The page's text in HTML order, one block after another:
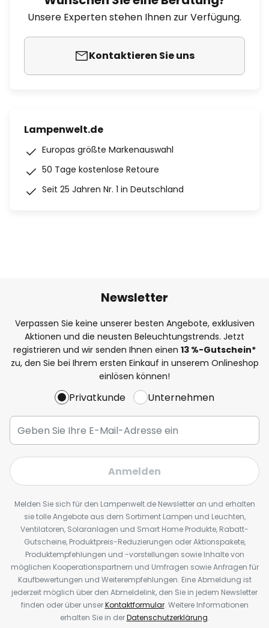
Unsere Experten stehen Ihnen zur Verfügung.
Kontaktieren Sie uns
Lampenwelt.de
Europas größte Markenauswahl
50 Tage kostenlose Retoure
Seit 25 Jahren Nr. 1 in Deutschland
Newsletter
Verpassen Sie keine unserer besten Angebote, exklusiven
Aktionen und die neusten Beleuchtungstrends. Jetzt
registrieren und wir senden Ihnen einen 13 %-Gutschein*
zu, den Sie bei Ihrem ersten Einkauf in unserem Onlineshop
einlösen können!
Privatkunde Unternehmen
Anmelden
Melden Sie sich für den Lampenwelt.de Newsletter an und erhalten
sie tolle Angebote aus dem Sortiment Lampen und Leuchten,
Ventilatoren, Solaranlagen und Smart Home Produkte, Rabatt-
Gutscheine, Produktpreis-Reduzierungen oder Aktionspakete,
Produktempfehlungen und -vorstellungen sowie Inhalte von
möglichen Kooperationspartnern und Umfragen sowie Anfragen für
Kaufbewertungen und Weiterempfehlungen. Eine Abmeldung ist
jederzeit möglich über den Abmeldelink, den Sie in jedem Newsletter
finden oder über unserKontaktformular. Weitere Informationen
erhalten Sie in derDatenschutzerklärung.